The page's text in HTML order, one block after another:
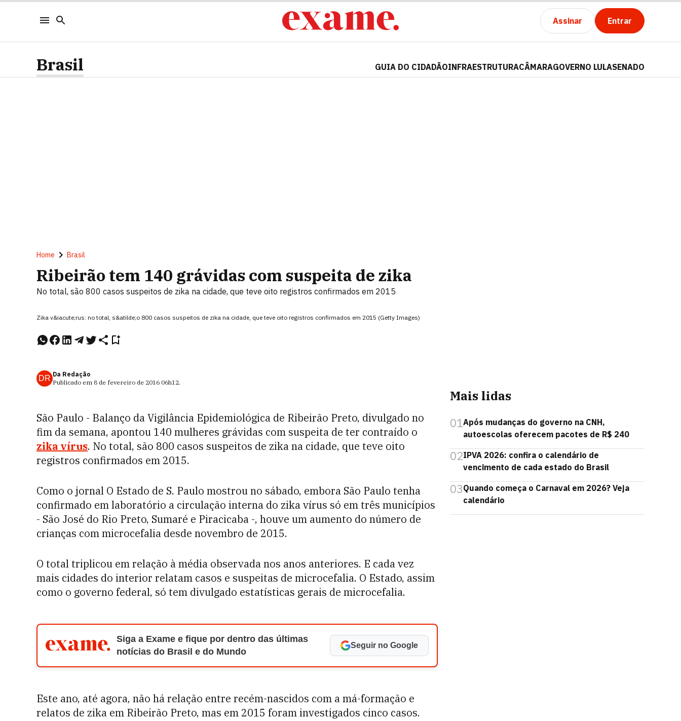
Assinar Entrar
Brasil GUIA DO CIDADÃOINFRAESTRUTURACÂMARAGOVERNO LULASENADO
Home Brasil
Ribeirão tem 140 grávidas com suspeita de zika
No total, são 800 casos suspeitos de zika na cidade, que teve oito registros confirmados em 2015
Zika v&iacute;rus: no total, s&atilde;o 800 casos suspeitos de zika na cidade, que teve oito registros confirmados em 2015 (Getty Images)
DR Da Redação
Publicado em 8 de fevereiro de 2016 06h12.
São Paulo - Balanço da Vigilância Epidemiológica de Ribeirão Preto, divulgado no
fim da semana, apontou 140 mulheres grávidas com suspeita de ter contraído o
zika vírus. No total, são 800 casos suspeitos de zika na cidade, que teve oito
registros confirmados em 2015.
Como o jornal O Estado de S. Paulo mostrou no sábado, embora São Paulo tenha
confirmado em laboratório a circulação interna do zika vírus só em três municípios
- São José do Rio Preto, Sumaré e Piracicaba -, houve um aumento do número de
crianças com microcefalia desde novembro de 2015.
O total triplicou em relação à média observada nos anos anteriores. E cada vez
mais cidades do interior relatam casos e suspeitas de microcefalia. O Estado, assim
como o governo federal, só tem divulgado estatísticas gerais de microcefalia.
Siga a Exame e fique por dentro das últimas
notícias do Brasil e do Mundo
Seguir no Google
Este ano, até agora, não há relação entre recém-nascidos com a má-formação e
relatos de zika em Ribeirão Preto, mas em 2015 foram investigados cinco casos.
Mais lidas
01Após mudanças do governo na CNH,
autoescolas oferecem pacotes de R$ 240
02IPVA 2026: confira o calendário de
vencimento de cada estado do Brasil
03Quando começa o Carnaval em 2026? Veja
calendário